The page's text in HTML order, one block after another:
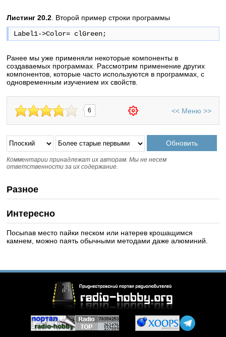
Листинг 20.2 . Второй пример строки программы
Label1->Color= clGreen;
Ранее мы уже применяли некоторые компоненты в
создаваемых программах. Рассмотрим применение других
компонентов, которые часто используются в программах, с
одновременным изучением их свойств.
6 << Меню >>
Комментарии принадлежат их авторам. Мы не несем
ответственности за их содержание.
Разное
Интересно
Посыпав место пайки песком или натерев крошащимся
камнем, можно паять обычными методами даже алюминий.